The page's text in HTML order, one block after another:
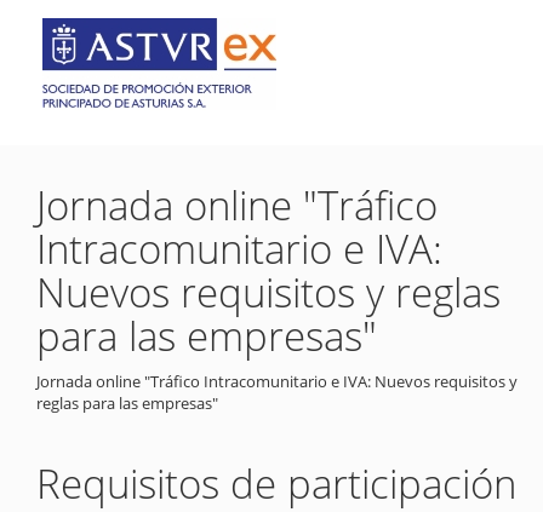
Jornada online "Tráfico
Intracomunitario e IVA:
Nuevos requisitos y reglas
para las empresas"
Jornada online "Tráfico Intracomunitario e IVA: Nuevos requisitos y
reglas para las empresas"
Requisitos de participación